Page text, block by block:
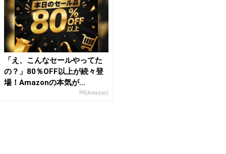
「え、こんなセールやってた
の？」80％OFF以上が続々登
場！Amazonの本気が...
PR(Amazon)